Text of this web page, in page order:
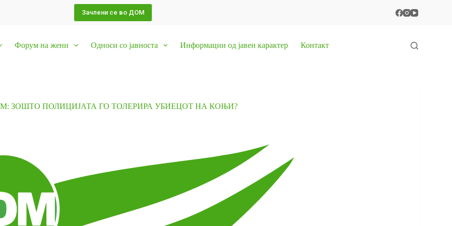
Зачлени се во ДОМ
Форум на жени Односи со јавноста Информации од јавен карактер Контакт
ЗОШТО ПОЛИЦИЈАТА ГО ТОЛЕРИРА УБИЕЦОТ НА КОЊИ?